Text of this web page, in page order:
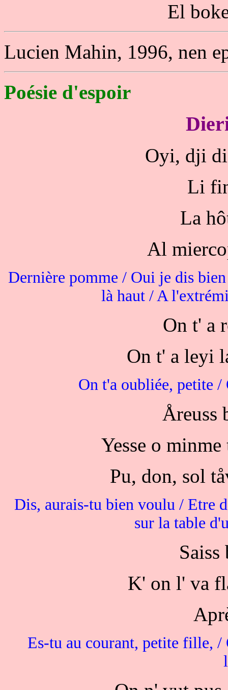
El
Lucien Mahin, 1996, nen
Poésie d'espoir
Oyi, dji
Li
La
Al
Dernière pomme / Oui je dis
là haut / A
On t' a
On t' a leyi
On t'a oubliée, petite /
Åreuss
Yesse o minme
Pu, don, sol
Dis, aurais-tu bien voulu / Etre
sur la table
Saiss
K' on l' va
Es-tu au courant, petite fille,